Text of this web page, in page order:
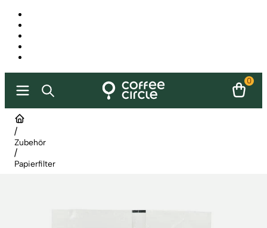
0
/
Zubehör
/
Papierfilter